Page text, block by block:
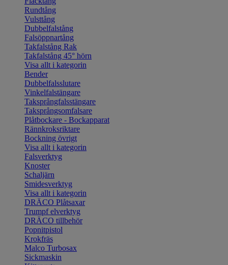
Rundtång
Vulsttång
Dubbelfalstång
Falsöppnartång
Takfalstång Rak
Takfalstång 45° hörn
Visa allt i kategorin
Bender
Dubbelfalsslutare
Vinkelfalstängare
Taksprångfalsstängare
Taksprångsomfalsare
Plåtbockare - Bockapparat
Rännkroksriktare
Bockning övrigt
Visa allt i kategorin
Falsverktyg
Knoster
Schaljärn
Smidesverktyg
Visa allt i kategorin
DRÄCO Plåtsaxar
Trumpf elverktyg
DRÄCO tillbehör
Popnitpistol
Krokfräs
Malco Turbosax
Sickmaskin